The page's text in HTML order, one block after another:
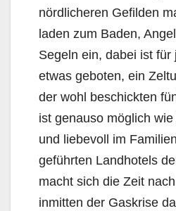
nördlicheren Gefilden
laden zum Baden,
Segeln ein, dabei ist für
etwas geboten, ein
der wohl beschickten
ist genauso möglich
und liebevoll im
geführten Landhotels
macht sich die Zeit
inmitten der Gaskrise